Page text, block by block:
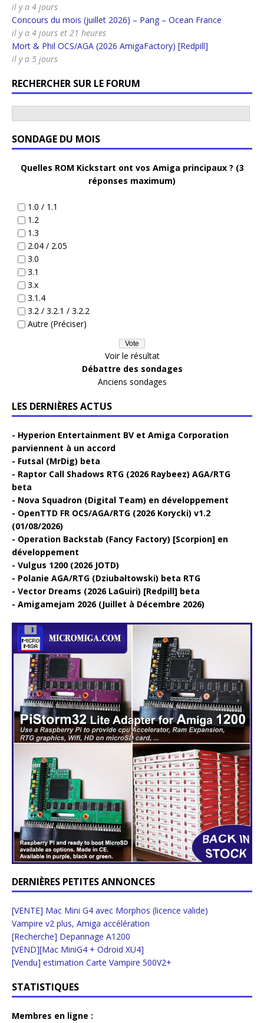
il y a 4 jours
Concours du mois (juillet 2026) – Pang – Ocean France
il y a 4 jours et 21 heures
Mort & Phil OCS/AGA (2026 AmigaFactory) [Redpill]
il y a 5 jours
RECHERCHER SUR LE FORUM
SONDAGE DU MOIS
Quelles ROM Kickstart ont vos Amiga principaux ? (3
réponses maximum)
1.0 / 1.1
1.2
1.3
2.04 / 2.05
3.0
3.1
3.x
3.1.4
3.2 / 3.2.1 / 3.2.2
Autre (Préciser)
Voir le résultat
Débattre des sondages
Anciens sondages
LES DERNIÈRES ACTUS
Hyperion Entertainment BV et Amiga Corporation
parviennent à un accord
Futsal (MrDig) beta
Raptor Call Shadows RTG (2026 Raybeez) AGA/RTG
beta
Nova Squadron (Digital Team) en développement
OpenTTD FR OCS/AGA/RTG (2026 Korycki) v1.2
(01/08/2026)
Operation Backstab (Fancy Factory) [Scorpion] en
développement
Vulgus 1200 (2026 JOTD)
Polanie AGA/RTG (Dziubałtowski) beta RTG
Vector Dreams (2026 LaGuiri) [Redpill] beta
Amigamejam 2026 (Juillet à Décembre 2026)
DERNIÈRES PETITES ANNONCES
[VENTE] Mac Mini G4 avec Morphos (licence valide)
Vampire v2 plus, Amiga accélération
[Recherche] Depannage A1200
[VEND][Mac MiniG4 + Odroid XU4]
[Vendu] estimation Carte Vampire 500V2+
STATISTIQUES
Membres en ligne :